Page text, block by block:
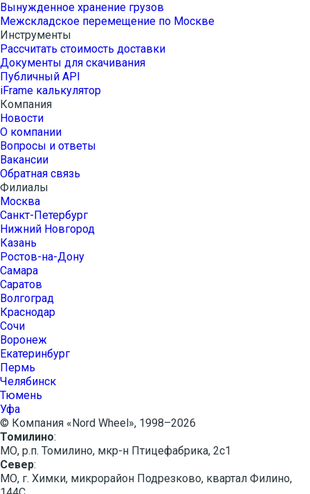
Вынужденное хранение грузов
Межскладское перемещение по Москве
Инструменты
Рассчитать стоимость доставки
Документы для скачивания
Публичный API
iFrame калькулятор
Компания
Новости
О компании
Вопросы и ответы
Вакансии
Обратная связь
Филиалы
Москва
Санкт-Петербург
Нижний Новгород
Казань
Ростов-на-Дону
Самара
Саратов
Волгоград
Краснодар
Сочи
Воронеж
Екатеринбург
Пермь
Челябинск
Тюмень
Уфа
© Компания «Nord Wheel», 1998–2026
Томилино:
МО, р.п. Томилино, мкр-н Птицефабрика, 2с1
Север:
МО, г. Химки, микрорайон Подрезково, квартал Филино,